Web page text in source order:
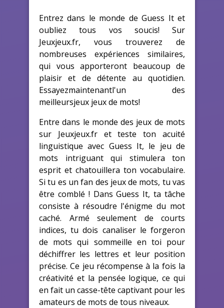
Entrez dans le monde de Guess It et
oubliez tous vos soucis! Sur
Jeuxjeux.fr, vous trouverez de
nombreuses expériences similaires,
qui vous apporteront beaucoup de
plaisir et de détente au quotidien.
Essayezmaintenantl'un des
meilleursjeux jeux de mots!
Entre dans le monde des jeux de mots
sur Jeuxjeux.fr et teste ton acuité
linguistique avec Guess It, le jeu de
mots intriguant qui stimulera ton
esprit et chatouillera ton vocabulaire.
Si tu es un fan des jeux de mots, tu vas
être comblé ! Dans Guess It, ta tâche
consiste à résoudre l'énigme du mot
caché. Armé seulement de courts
indices, tu dois canaliser le forgeron
de mots qui sommeille en toi pour
déchiffrer les lettres et leur position
précise. Ce jeu récompense à la fois la
créativité et la pensée logique, ce qui
en fait un casse-tête captivant pour les
amateurs de mots de tous niveaux.